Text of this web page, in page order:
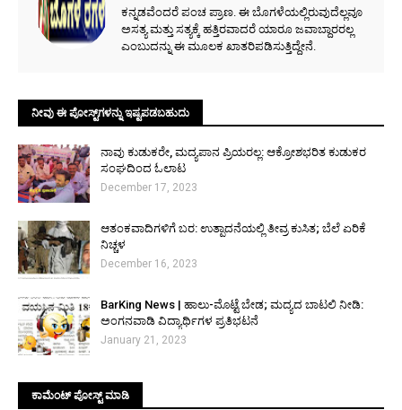
ಕನ್ನಡವೆಂದರೆ ಪಂಚ ಪ್ರಾಣ. ಈ ಬೊಗಳೆಯಲ್ಲಿರುವುದೆಲ್ಲವೂ
ಅಸತ್ಯ ಮತ್ತು ಸತ್ಯಕ್ಕೆ ಹತ್ತಿರವಾದರೆ ಯಾರೂ ಜವಾಬ್ದಾರರಲ್ಲ
ಎಂಬುದನ್ನು ಈ ಮೂಲಕ ಖಾತರಿಪಡಿಸುತ್ತಿದ್ದೇನೆ.
ನೀವು ಈ ಪೋಸ್ಟ್‌ಗಳನ್ನು ಇಷ್ಟಪಡಬಹುದು
ನಾವು ಕುಡುಕರೇ, ಮದ್ಯಪಾನ ಪ್ರಿಯರಲ್ಲ: ಆಕ್ರೋಶಭರಿತ ಕುಡುಕರ
ಸಂಘದಿಂದ ಓಲಾಟ
December 17, 2023
ಆತಂಕವಾದಿಗಳಿಗೆ ಬರ: ಉತ್ಪಾದನೆಯಲ್ಲಿ ತೀವ್ರ ಕುಸಿತ; ಬೆಲೆ ಏರಿಕೆ
ನಿಚ್ಚಳ
December 16, 2023
BarKing News | ಹಾಲು-ಮೊಟ್ಟೆ ಬೇಡ; ಮದ್ಯದ ಬಾಟಲಿ ನೀಡಿ:
ಅಂಗನವಾಡಿ ವಿದ್ಯಾರ್ಥಿಗಳ ಪ್ರತಿಭಟನೆ
January 21, 2023
ಕಾಮೆಂಟ್‌‌ ಪೋಸ್ಟ್‌ ಮಾಡಿ